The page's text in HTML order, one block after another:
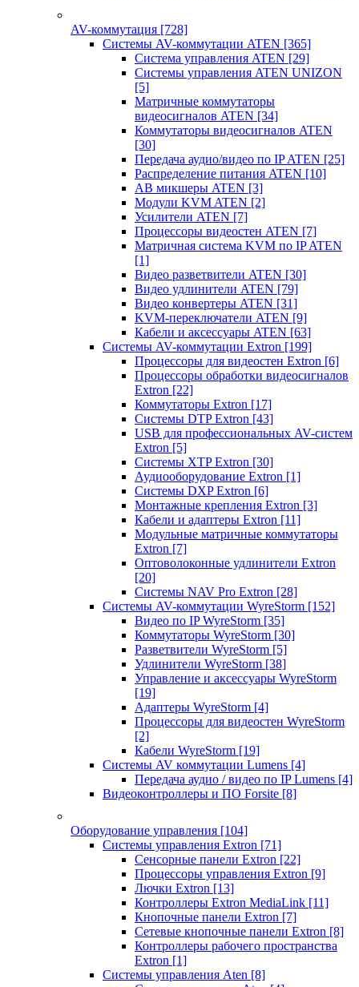
AV-коммутация [728]
Системы AV-коммутации ATEN [365]
Система управления ATEN [29]
Системы управления ATEN UNIZON
[5]
Матричные коммутаторы
видеосигналов ATEN [34]
Коммутаторы видеосигналов ATEN
[30]
Передача аудио/видео по IP ATEN [25]
Распределение питания ATEN [10]
АВ микшеры ATEN [3]
Модули KVM ATEN [2]
Усилители ATEN [7]
Процессоры видеостен ATEN [7]
Матричная система KVM по IP ATEN
[1]
Видео разветвители ATEN [30]
Видео удлинители ATEN [79]
Видео конвертеры ATEN [31]
KVM-переключатели ATEN [9]
Кабели и аксессуары ATEN [63]
Системы AV-коммутации Extron [199]
Процессоры для видеостен Extron [6]
Процессоры обработки видеосигналов
Extron [22]
Коммутаторы Extron [17]
Системы DTP Extron [43]
USB для профессиональных AV-систем
Extron [5]
Системы XTP Extron [30]
Аудиооборудование Extron [1]
Системы DXP Extron [6]
Монтажные крепления Extron [3]
Кабели и адаптеры Extron [11]
Модульные матричные коммутаторы
Extron [7]
Оптоволоконные удлинители Extron
[20]
Системы NAV Pro Extron [28]
Системы AV-коммутации WyreStorm [152]
Видео по IP WyreStorm [35]
Коммутаторы WyreStorm [30]
Разветвители WyreStorm [5]
Удлинители WyreStorm [38]
Управление и аксессуары WyreStorm
[19]
Адаптеры WyreStorm [4]
Процессоры для видеостен WyreStorm
[2]
Кабели WyreStorm [19]
Системы AV коммутации Lumens [4]
Передача аудио / видео по IP Lumens [4]
Видеоконтроллеры и ПО Forsite [8]
Оборудование управления [104]
Системы управления Extron [71]
Сенсорные панели Extron [22]
Процессоры управления Extron [9]
Лючки Extron [13]
Контроллеры Extron MediaLink [11]
Кнопочные панели Extron [7]
Сетевые кнопочные панели Extron [8]
Контроллеры рабочего пространства
Extron [1]
Системы управления Aten [8]